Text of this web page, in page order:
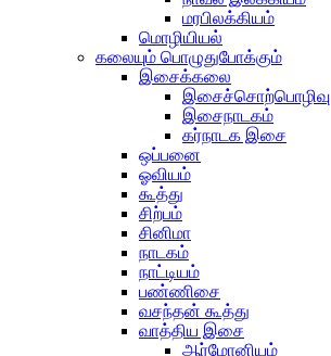
மரபிலக்கியம்
மொழியியல்
கலையும் பொழுதுபோக்கும்
இசைக்கலை
இசைச்சொற்பொழிவு
இசைநாடகம்
கர்நாடக இசை
ஒப்பனை
ஓவியம்
கூத்து
சிற்பம்
சினிமா
நாடகம்
நாட்டியம்
பண்ணிசை
வசந்தன் கூத்து
வாத்திய இசை
ஆர்மோனியம்